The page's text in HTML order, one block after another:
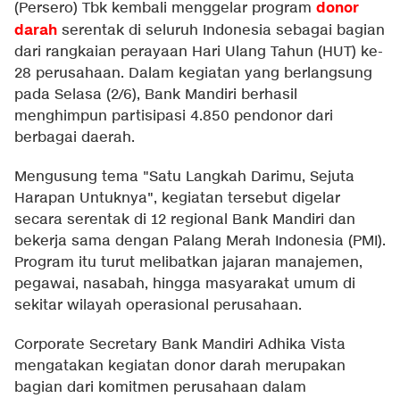
(Persero) Tbk kembali menggelar program donor
darah serentak di seluruh Indonesia sebagai bagian
dari rangkaian perayaan Hari Ulang Tahun (HUT) ke-
28 perusahaan. Dalam kegiatan yang berlangsung
pada Selasa (2/6), Bank Mandiri berhasil
menghimpun partisipasi 4.850 pendonor dari
berbagai daerah.
Mengusung tema "Satu Langkah Darimu, Sejuta
Harapan Untuknya", kegiatan tersebut digelar
secara serentak di 12 regional Bank Mandiri dan
bekerja sama dengan Palang Merah Indonesia (PMI).
Program itu turut melibatkan jajaran manajemen,
pegawai, nasabah, hingga masyarakat umum di
sekitar wilayah operasional perusahaan.
Corporate Secretary Bank Mandiri Adhika Vista
mengatakan kegiatan donor darah merupakan
bagian dari komitmen perusahaan dalam